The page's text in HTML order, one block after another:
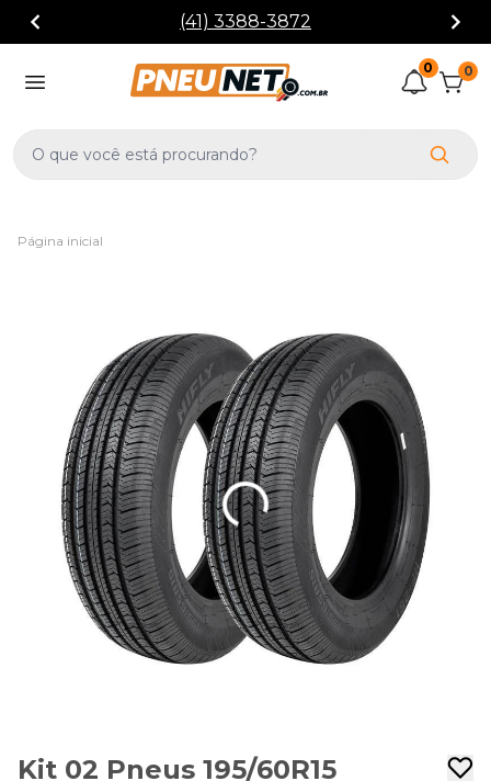
(41) 3388-3872
0 0
Página inicial
Kit 02 Pneus 195/60R15